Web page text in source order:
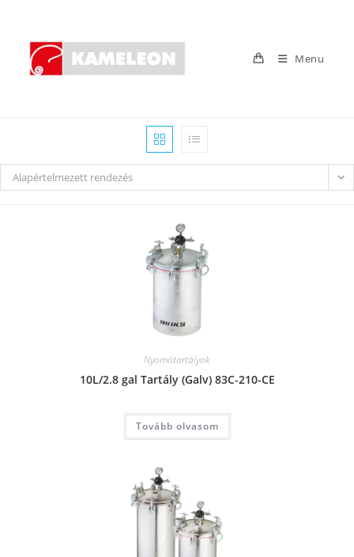
content
Menu
Alapértelmezett rendezés
Nyomótartályok
10L/2.8 gal Tartály (Galv) 83C-210-CE
Tovább olvasom